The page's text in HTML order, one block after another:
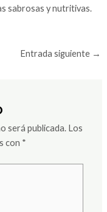
sabrosas y nutritivas.
Entrada siguiente →
será publicada. Los
con *